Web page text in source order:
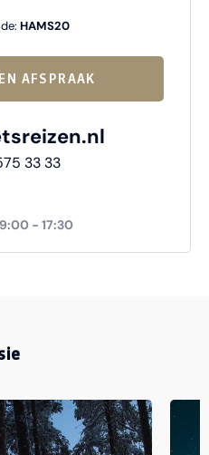
HAMS20
AFSPRAAK
33 33
- 17:30